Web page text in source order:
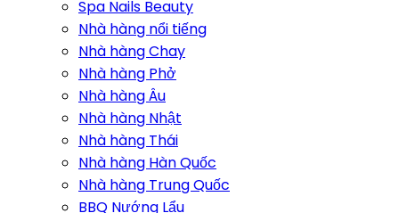
Spa Nails Beauty
Nhà hàng nổi tiếng
Nhà hàng Chay
Nhà hàng Phở
Nhà hàng Âu
Nhà hàng Nhật
Nhà hàng Thái
Nhà hàng Hàn Quốc
Nhà hàng Trung Quốc
BBQ Nướng Lẩu